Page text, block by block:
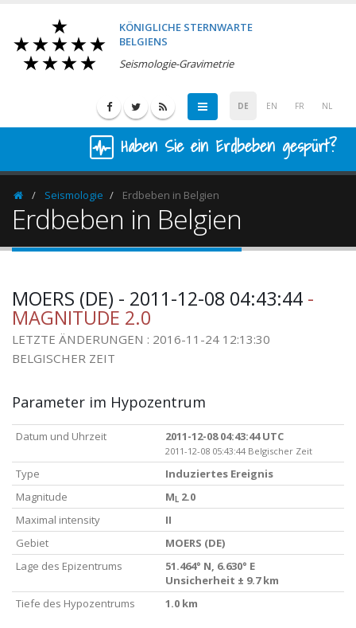
KÖNIGLICHE STERNWARTE
BELGIENS
Seismologie-Gravimetrie
DE EN FR NL
Haben Sie ein Erdbeben gespürt?
HomepageSeismologie Erdbeben in Belgien
Erdbeben in Belgien
MOERS (DE) - 2011-12-08 04:43:44 -
MAGNITUDE 2.0
LETZTE ÄNDERUNGEN : 2016-11-24 12:13:30
BELGISCHER ZEIT
Parameter im Hypozentrum
Datum und Uhrzeit 2011-12-08 04:43:44 UTC
2011-12-08 05:43:44 Belgischer Zeit
Type
Induziertes Ereignis
Magnitude
M L 2.0
Maximal intensity
II
Gebiet
MOERS (DE)
Lage des Epizentrums
51.464° N, 6.630° E
Unsicherheit ± 9.7 km
Tiefe des Hypozentrums
1.0 km